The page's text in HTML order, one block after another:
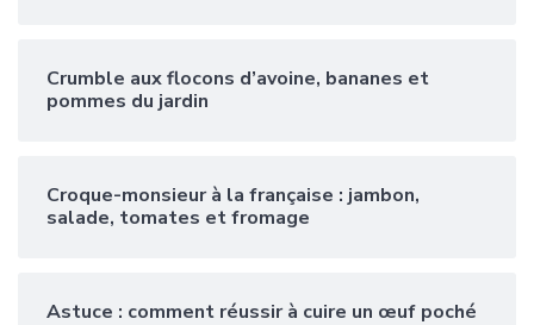
Crumble aux flocons d’avoine, bananes et
pommes du jardin
Croque-monsieur à la française : jambon,
salade, tomates et fromage
Astuce : comment réussir à cuire un œuf poché